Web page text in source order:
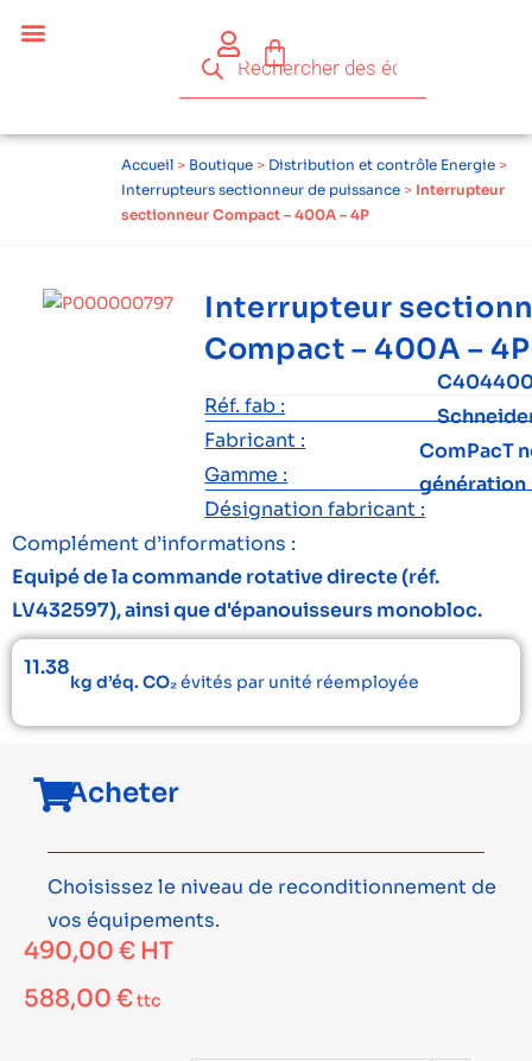
Accueil > Boutique > Distribution et contrôle Energie >
Interrupteurs sectionneur de puissance > Interrupteur
sectionneur Compact – 400A – 4P
Interrupteur
Compact – 400A – 4P
Réf. fab :
Fabricant :
Gamme :
ComPacT
génération
Désignation fabricant :
Complément d’informations :
Equipé de la commande rotative directe (réf.
LV432597), ainsi que d'épanouisseurs monobloc.
11.38
kg d’éq. CO₂évités par unité réemployée
Acheter
Choisissez le niveau de reconditionnement de
vos équipements.
490,00 € HT
588,00 €ttc